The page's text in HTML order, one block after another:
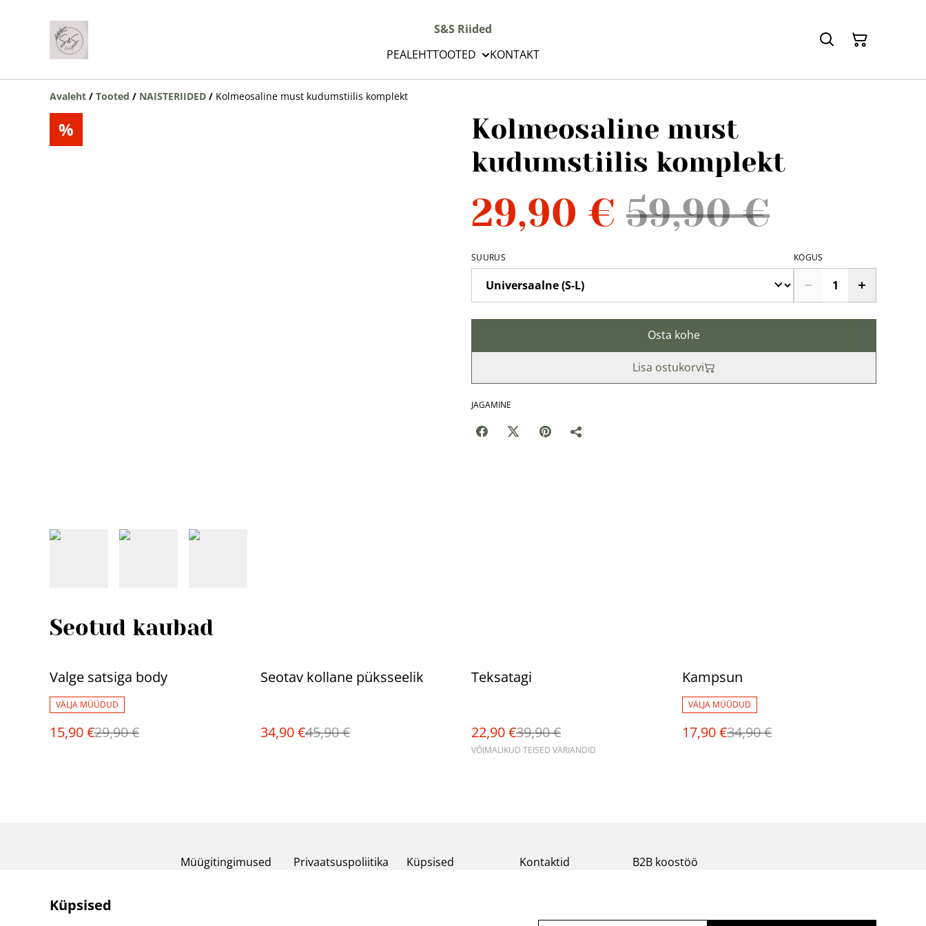
S&S Riided
PEALEHTTOOTED KONTAKT
Avaleht / Tooted / NAISTERIIDED / Kolmeosaline must kudumstiilis komplekt
%
Kolmeosaline must
kudumstiilis komplekt
29,90 € 59,90 €
SUURUS KOGUS
Osta kohe
Lisa ostukorvi
JAGAMINE
Seotud kaubad
%
Valge satsiga body
VÄLJA MÜÜDUD
15,90 €29,90 €
%
Seotav kollane püksseelik
34,90 €45,90 €
%
Teksatagi
22,90 €39,90 €
VÕIMALIKUD TEISED VARIANDID
%
Kampsun
VÄLJA MÜÜDUD
17,90 €34,90 €
Müügitingimused Privaatsuspoliitika Küpsised Kontaktid B2B koostöö
Küpsised